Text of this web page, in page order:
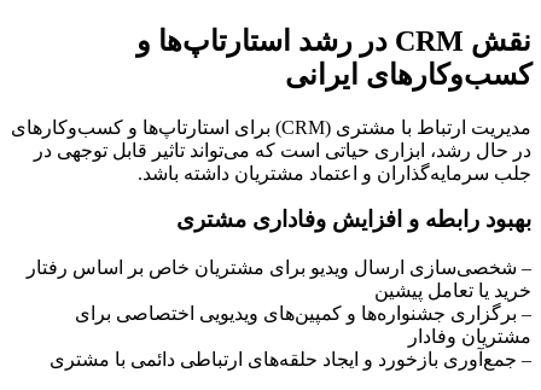
نقش CRM در رشد استارتاپ‌ها و
کسب‌وکارهای ایرانی
مدیریت ارتباط با مشتری (CRM) برای استارتاپ‌ها و کسب‌وکارهای
در حال رشد، ابزاری حیاتی است که می‌تواند تاثیر قابل توجهی در
جلب سرمایه‌گذاران و اعتماد مشتریان داشته باشد.
بهبود رابطه و افزایش وفاداری مشتری
– شخصی‌سازی ارسال ویدیو برای مشتریان خاص بر اساس رفتار
خرید یا تعامل پیشین
– برگزاری جشنواره‌ها و کمپین‌های ویدیویی اختصاصی برای
مشتریان وفادار
– جمع‌آوری بازخورد و ایجاد حلقه‌های ارتباطی دائمی با مشتری